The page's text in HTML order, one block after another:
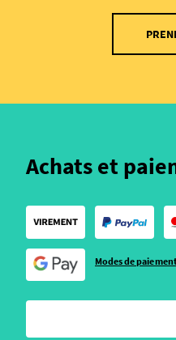
Achats et
Modes de